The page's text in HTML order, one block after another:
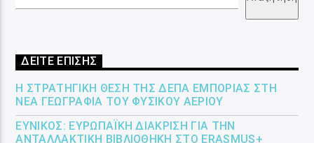
ΔΕΙΤΕ ΕΠΙΣΗΣ
Η ΣΤΡΑΤΗΓΙΚΉ ΘΈΣΗ ΤΗΣ ΔΕΠΑ ΕΜΠΟΡΊΑΣ ΣΤΗ
ΝΈΑ ΓΕΩΓΡΑΦΊΑ ΤΟΥ ΦΥΣΙΚΟΎ ΑΕΡΊΟΥ
ΕΎΝΙΚΟΣ: ΕΥΡΩΠΑΪΚΉ ΔΙΆΚΡΙΣΗ ΓΙΑ ΤΗΝ
ΑΝΤΑΛΛΑΚΤΙΚΉ ΒΙΒΛΙΟΘΉΚΗ ΣΤΟ ERASMUS+